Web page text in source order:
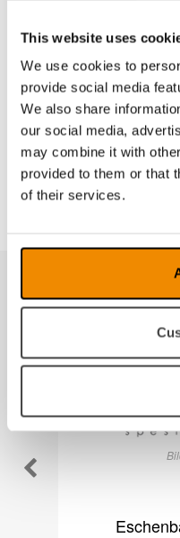
This website uses
We use cookies to
provide social media
We also share
our social media,
may combine it with
provided to them or that
of their services.
Bordluper som er
krever høy forstørring.
lys og gir klar og lys
mulighet for skriving
Produkter